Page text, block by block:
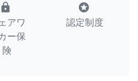
lock
アワ
ー保
険
stars
認定制度